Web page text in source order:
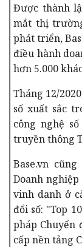
Được thành
mắt thị
phát triển,
điều hành
hơn 5.000
Tháng 12/
số xuất sắc
công nghệ
truyền thông
Base.vn
Doanh nghiệp
vinh danh ở
đổi số: "Top
pháp Chuyển
cấp nền tảng